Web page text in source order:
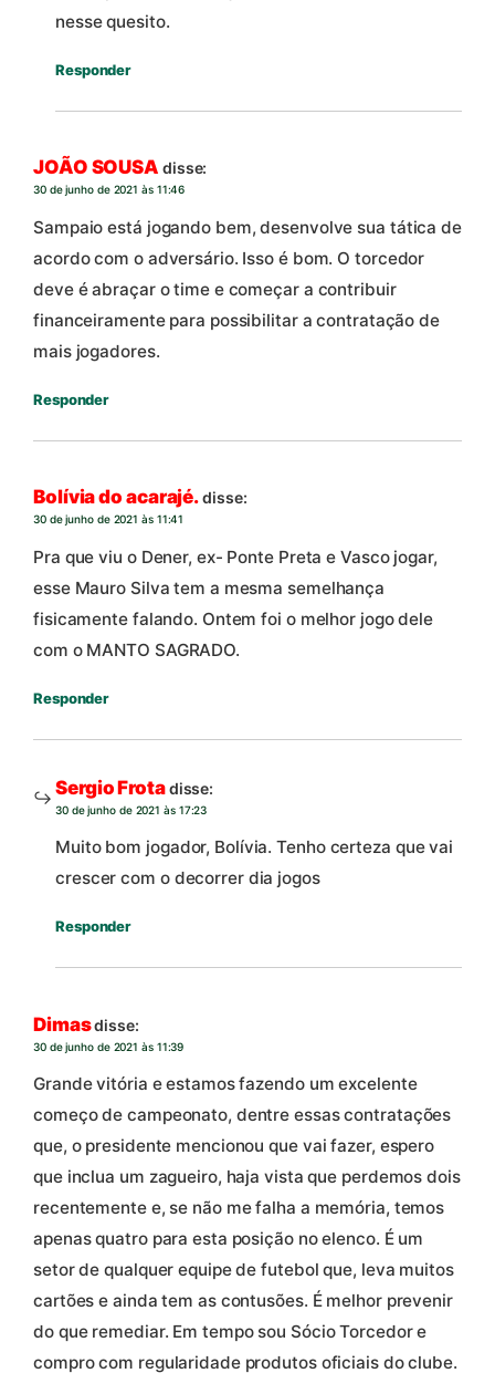
nesse quesito.
Responder
JOÃO SOUSA disse:
30 de junho de 2021 às 11:46
Sampaio está jogando bem, desenvolve sua tática de
acordo com o adversário. Isso é bom. O torcedor
deve é abraçar o time e começar a contribuir
financeiramente para possibilitar a contratação de
mais jogadores.
Responder
Bolívia do acarajé.disse:
30 de junho de 2021 às 11:41
Pra que viu o Dener, ex- Ponte Preta e Vasco jogar,
esse Mauro Silva tem a mesma semelhança
fisicamente falando. Ontem foi o melhor jogo dele
com o MANTO SAGRADO.
Responder
Sergio Frotadisse:
30 de junho de 2021 às 17:23
Muito bom jogador, Bolívia. Tenho certeza que vai
crescer com o decorrer dia jogos
Responder
Dimasdisse:
30 de junho de 2021 às 11:39
Grande vitória e estamos fazendo um excelente
começo de campeonato, dentre essas contratações
que, o presidente mencionou que vai fazer, espero
que inclua um zagueiro, haja vista que perdemos dois
recentemente e, se não me falha a memória, temos
apenas quatro para esta posição no elenco. É um
setor de qualquer equipe de futebol que, leva muitos
cartões e ainda tem as contusões. É melhor prevenir
do que remediar. Em tempo sou Sócio Torcedor e
compro com regularidade produtos oficiais do clube.